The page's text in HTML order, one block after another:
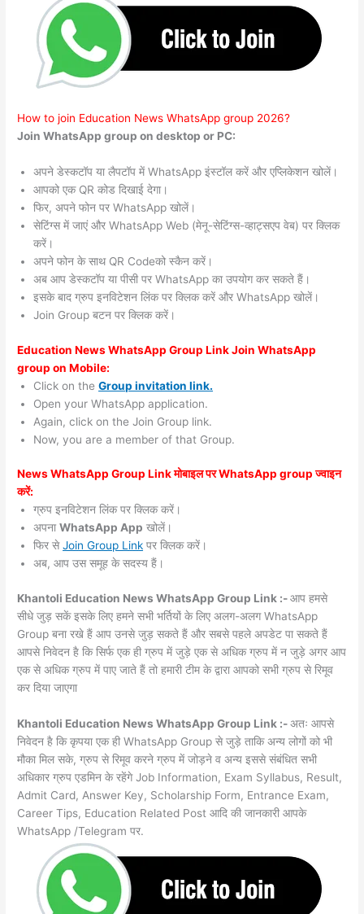
How to join Education News WhatsApp group 2026?
Join WhatsApp group on desktop or PC:
अपने डेस्कटॉप या लैपटॉप में WhatsApp इंस्टॉल करें और एप्लिकेशन खोलें।
आपको एक QR कोड दिखाई देगा।
फिर, अपने फोन पर WhatsApp खोलें।
सेटिंग्स में जाएं और WhatsApp Web (मेनू-सेटिंग्स-व्हाट्सएप वेब) पर क्लिक
करें।
अपने फोन के साथ QR Codeको स्कैन करें।
अब आप डेस्कटॉप या पीसी पर WhatsApp का उपयोग कर सकते हैं।
इसके बाद ग्रुप इनविटेशन लिंक पर क्लिक करें और WhatsApp खोलें।
Join Group बटन पर क्लिक करें।
Education News WhatsApp Group Link Join WhatsApp
group on Mobile:
Click on theGroup invitation link.
Open your WhatsApp application.
Again, click on the Join Group link.
Now, you are a member of that Group.
News WhatsApp Group Link मोबाइल पर WhatsApp group ज्वाइन
करें:
ग्रुप इनविटेशन लिंक पर क्लिक करें।
अपनाWhatsApp App खोलें।
फिर सेJoin Group Link पर क्लिक करें।
अब, आप उस समूह के सदस्य हैं।
Khantoli Education News WhatsApp Group Link :-आप हमसे
सीधे जुड़ सकें इसके लिए हमने सभी भर्तियों के लिए अलग-अलग WhatsApp
Group बना रखे हैं आप उनसे जुड़ सकते हैं और सबसे पहले अपडेट पा सकते हैं
आपसे निवेदन है कि सिर्फ एक ही ग्रुप में जुड़े एक से अधिक ग्रुप में न जुड़े अगर आप
एक से अधिक ग्रुप में पाए जाते हैं तो हमारी टीम के द्वारा आपको सभी ग्रुप से रिमूव
कर दिया जाएगा
Khantoli Education News WhatsApp Group Link :-अतः आपसे
निवेदन है कि कृपया एक ही WhatsApp Group से जुड़े ताकि अन्य लोगों को भी
मौका मिल सके, ग्रुप से रिमूव करने ग्रुप में जोड़ने व अन्य इससे संबंधित सभी
अधिकार ग्रुप एडमिन के रहेंगे Job Information, Exam Syllabus, Result,
Admit Card, Answer Key, Scholarship Form, Entrance Exam,
Career Tips, Education Related Post आदि की जानकारी आपके
WhatsApp /Telegram पर.